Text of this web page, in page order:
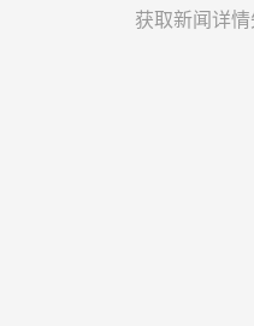
获取新闻详